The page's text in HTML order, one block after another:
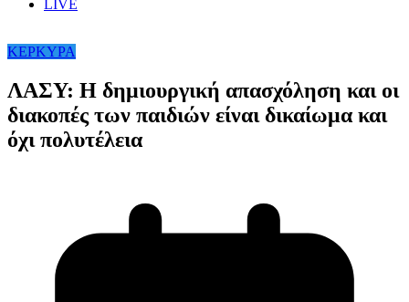
LIVE
ΚΕΡΚΥΡΑ
ΛΑΣΥ: Η δημιουργική απασχόληση και οι
διακοπές των παιδιών είναι δικαίωμα και
όχι πολυτέλεια